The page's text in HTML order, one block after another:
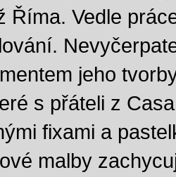
Říma. Vedle
jeho
s přáteli z
fixami a
malby